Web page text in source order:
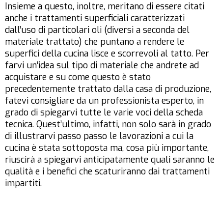
Insieme a questo, inoltre, meritano di essere citati
anche i trattamenti superficiali caratterizzati
dall’uso di particolari oli (diversi a seconda del
materiale trattato) che puntano a rendere le
superfici della cucina lisce e scorrevoli al tatto. Per
farvi un’idea sul tipo di materiale che andrete ad
acquistare e su come questo è stato
precedentemente trattato dalla casa di produzione,
fatevi consigliare da un professionista esperto, in
grado di spiegarvi tutte le varie voci della scheda
tecnica. Quest’ultimo, infatti, non solo sarà in grado
di illustrarvi passo passo le lavorazioni a cui la
cucina è stata sottoposta ma, cosa più importante,
riuscirà a spiegarvi anticipatamente quali saranno le
qualità e i benefici che scaturiranno dai trattamenti
impartiti.